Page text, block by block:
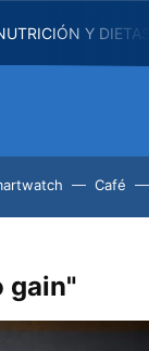
Y
Café
gain"